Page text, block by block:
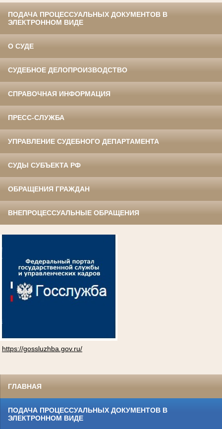
ПОДАЧА ПРОЦЕССУАЛЬНЫХ ДОКУМЕНТОВ В
ЭЛЕКТРОННОМ ВИДЕ
О СУДЕ
СУДЕБНОЕ ДЕЛОПРОИЗВОДСТВО
СПРАВОЧНАЯ ИНФОРМАЦИЯ
ПРЕСС-СЛУЖБА
УПРАВЛЕНИЕ СУДЕБНОГО ДЕПАРТАМЕНТА
СУДЫ СУБЪЕКТА РФ
ОБРАЩЕНИЯ ГРАЖДАН
ВНЕПРОЦЕССУАЛЬНЫЕ ОБРАЩЕНИЯ
https://gossluzhba.gov.ru/
ГЛАВНАЯ
ПОДАЧА ПРОЦЕССУАЛЬНЫХ ДОКУМЕНТОВ В
ЭЛЕКТРОННОМ ВИДЕ